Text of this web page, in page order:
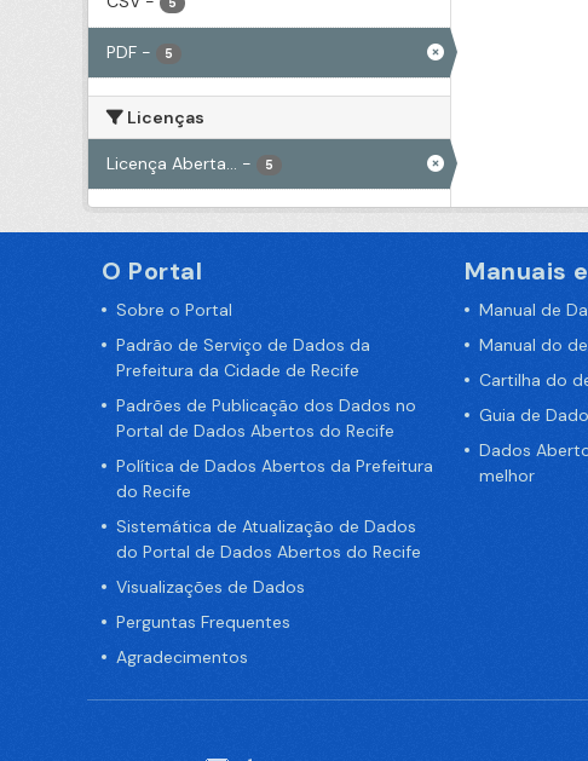
PDF - 5
Licenças
Licença Aberta... - 5
O Portal
Sobre o Portal
Padrão de Serviço de Dados da
Prefeitura da Cidade de Recife
Padrões de Publicação dos Dados no
Portal de Dados Abertos do Recife
Política de Dados Abertos da Prefeitura
do Recife
Sistemática de Atualização de Dados
do Portal de Dados Abertos do Recife
Visualizações de Dados
Perguntas Frequentes
Agradecimentos
Manuais
Manual de
Manual do
Cartilha do
Guia de
Dados
melhor